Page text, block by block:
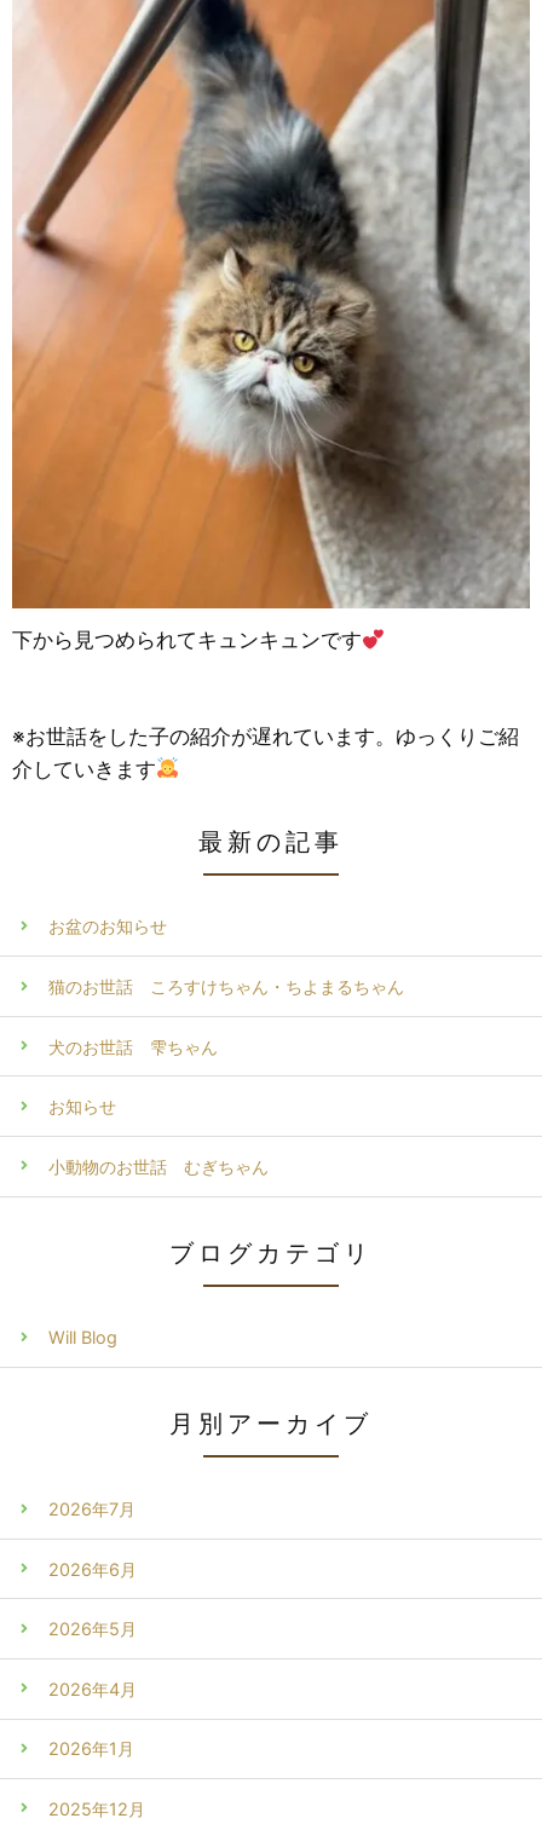
下から見つめられてキュンキュンです
※お世話をした子の紹介が遅れています。ゆっくりご紹
介していきます
最新の記事
お盆のお知らせ
猫のお世話 ころすけちゃん・ちよまるちゃん
犬のお世話 雫ちゃん
お知らせ
小動物のお世話 むぎちゃん
ブログカテゴリ
Will Blog
月別アーカイブ
2026年7月
2026年6月
2026年5月
2026年4月
2026年1月
2025年12月